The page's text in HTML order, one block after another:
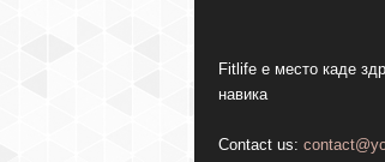
Fitlife е место каде
навика
Contact us: